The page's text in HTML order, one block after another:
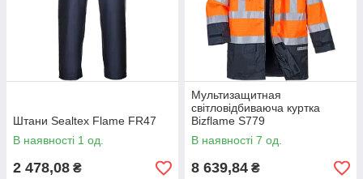
Штани Sealtex Flame FR47
В наявності 1 од.
2 478,08 ₴
Мультизащитная
світловідбиваюча куртка
Bizflame S779
В наявності 7 од.
8 639,84 ₴